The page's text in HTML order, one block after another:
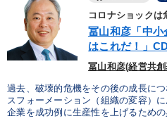
コロナショックは
冨山和彦「中小
はこれだ！」
冨山和彦(経営共
過去、破壊的危機をその後の成長に
スフォーメーション（組織の変容）
企業を成功例に生産性を上げるため